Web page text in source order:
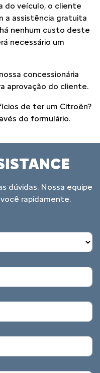
do veículo, o cliente
a assistência gratuita
nenhum custo deste
necessário um
concessionária
aprovação do cliente.
de ter um Citroën?
do formulário.
dúvidas. Nossa equipe
rapidamente.